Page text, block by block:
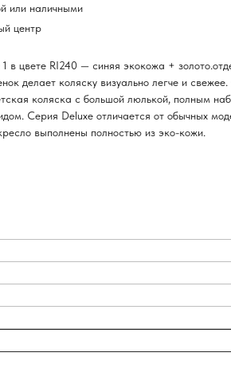
или наличными
центр
в цвете RI240 — синяя экокожа +
делает коляску визуально легче и
коляска с большой люлькой, полным
Серия Deluxe отличается от обычных
выполнены полностью из эко-кожи.